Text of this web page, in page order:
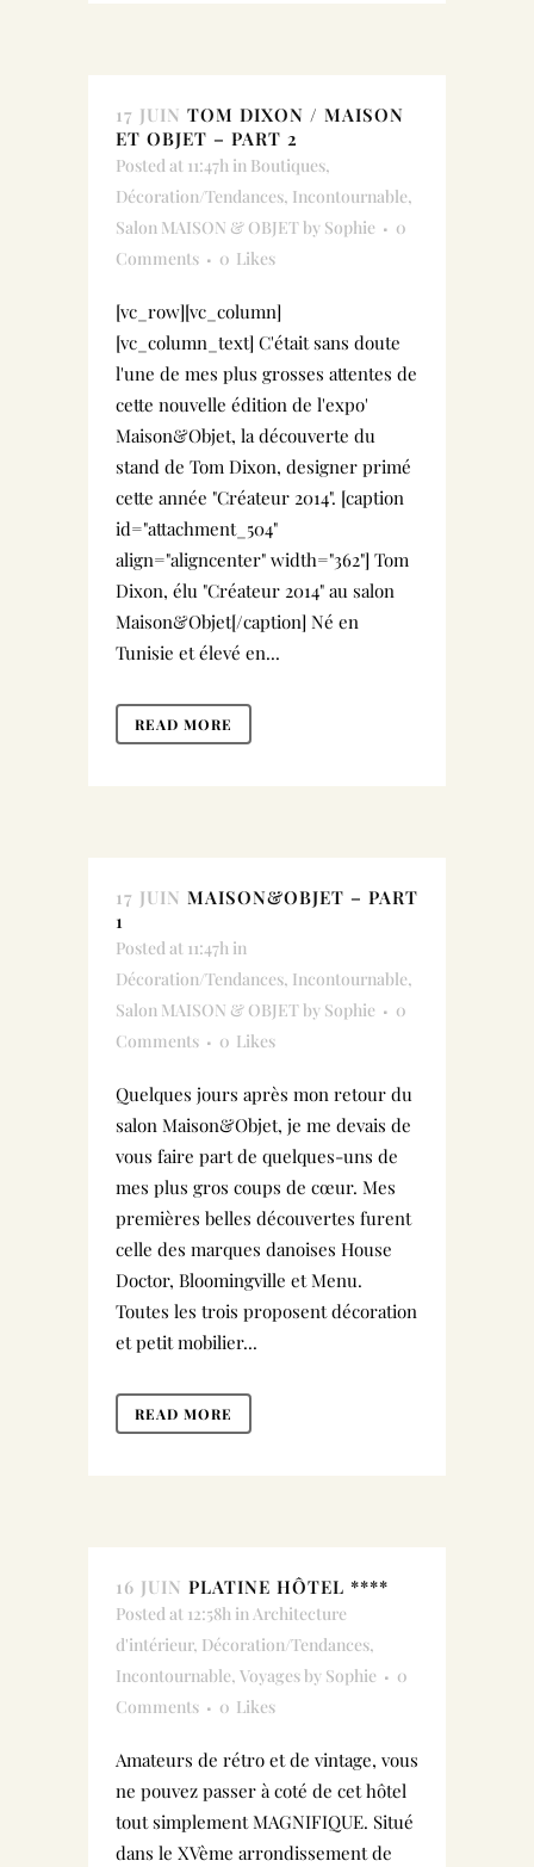
17 JUIN TOM DIXON / MAISON
ET OBJET – PART 2
Posted at 11:47h in Boutiques,
Décoration/Tendances, Incontournable,
Salon MAISON & OBJETby Sophie
0
Comments
0 Likes
[vc_row][vc_column]
[vc_column_text] C'était sans doute
l'une de mes plus grosses attentes de
cette nouvelle édition de l'expo'
Maison&Objet, la découverte du
stand de Tom Dixon, designer primé
cette année "Créateur 2014". [caption
id="attachment_504"
align="aligncenter" width="362"] Tom
Dixon, élu "Créateur 2014" au salon
Maison&Objet[/caption] Né en
Tunisie et élevé en...
READ MORE
17 JUIN MAISON&OBJET – PART
1
Posted at 11:47h in
Décoration/Tendances, Incontournable,
Salon MAISON & OBJETby Sophie
0
Comments
0 Likes
Quelques jours après mon retour du
salon Maison&Objet, je me devais de
vous faire part de quelques-uns de
mes plus gros coups de cœur. Mes
premières belles découvertes furent
celle des marques danoises House
Doctor, Bloomingville et Menu.
Toutes les trois proposent décoration
et petit mobilier...
READ MORE
16 JUIN PLATINE HÔTEL ****
Posted at 12:58h inArchitecture
d'intérieur, Décoration/Tendances,
Incontournable, Voyagesby Sophie
0
Comments
0 Likes
Amateurs de rétro et de vintage, vous
ne pouvez passer à coté de cet hôtel
tout simplement MAGNIFIQUE. Situé
dans le XVème arrondissement de